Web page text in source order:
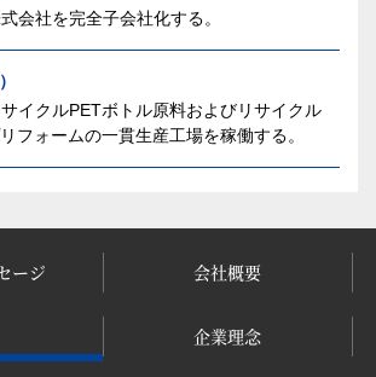
会社を完全子会社化する。
イクルPETボトル原料およびリサイクル
フォームの一貫生産工場を稼働する。
ージ 会社概要
企業理念